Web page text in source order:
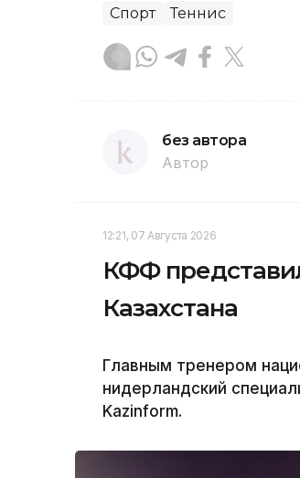
Спорт Теннис
без автора
Автор
12:21, 07 Августа 2026
КФФ
Казахстана
Главным тренером
нидерландский
Kazinform.